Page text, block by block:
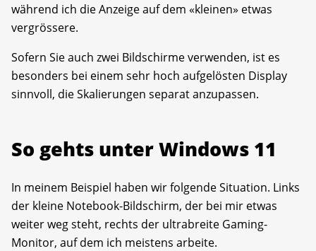
während ich die Anzeige auf dem «kleinen» etwas
vergrössere.
Sofern Sie auch zwei Bildschirme verwenden, ist es
besonders bei einem sehr hoch aufgelösten Display
sinnvoll, die Skalierungen separat anzupassen.
So gehts unter Windows 11
In meinem Beispiel haben wir folgende Situation. Links
der kleine Notebook-Bildschirm, der bei mir etwas
weiter weg steht, rechts der ultrabreite Gaming-
Monitor, auf dem ich meistens arbeite.